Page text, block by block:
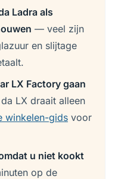
Ladra als
— veel zijn
en slijtage
LX Factory gaan
LX draait alleen
winkelen-gids voor
u niet kookt
op de